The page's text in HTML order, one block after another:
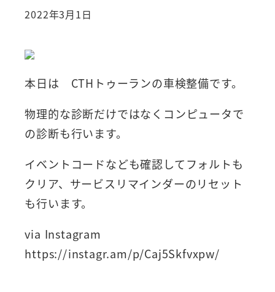
2022年3月1日
本日は CTHトゥーランの車検整備です。
物理的な診断だけではなくコンピュータで
の診断も行います。
イベントコードなども確認してフォルトも
クリア、サービスリマインダーのリセット
も行います。
via Instagram
https://instagr.am/p/Caj5Skfvxpw/